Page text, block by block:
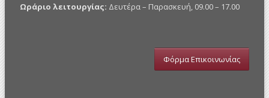
Ωράριο λειτουργίας: Δευτέρα – Παρασκευή, 09.00 – 17.00
Φόρμα Επικοινωνίας